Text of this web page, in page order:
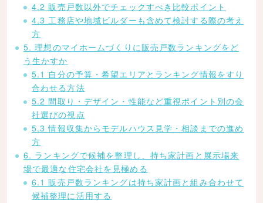
4.2 販売戸数以外でチェックすべき比較ポイント
4.3 工務店や地域ビルダーも含めて検討する際の考え
方
5. 理想のマイホームづくりに販売戸数ランキングをど
う生かすか
5.1 自分の予算・希望エリアとランキング情報をすり
合わせる方法
5.2 間取り・デザイン・性能など重視ポイント別の会
社選びの視点
5.3 情報収集からモデルハウス見学・相談までの進め
方
6. ランキングで候補を整理し、持ち家計画と展示場来
場で最適な住宅会社を見極める
6.1 販売戸数ランキングは持ち家計画と組み合わせて
候補整理に活用する